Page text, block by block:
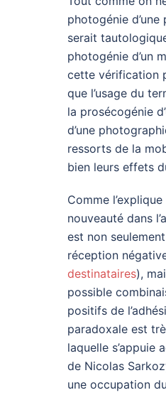
photogénie
serait
photogénie d’un
cette vérification
que l’usage du
la prosécogénie
d’une
ressorts de la
bien leurs effets
Comme
nouveauté dans
est non seulement
réception
destinataires),
possible
positifs de
paradoxale est
laquelle s’appuie
de Nicolas
une occupation